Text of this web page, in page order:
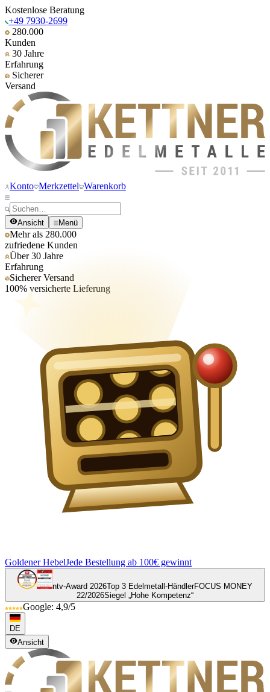
Kostenlose Beratung
+49 7930-2699
280.000
Kunden
30 Jahre
Erfahrung
Sicherer
Versand
Konto Merkzettel Warenkorb
Ansicht Menü
Mehr als 280.000
zufriedene Kunden
Über 30 Jahre
Erfahrung
Sicherer Versand
100% versicherte Lieferung
Goldener HebelJede Bestellung ab 100€ gewinnt
ntv-Award 2026Top 3 Edelmetall-HändlerFOCUS MONEY
22/2026Siegel „Hohe Kompetenz“
Google: 4,9/5
DE
Ansicht